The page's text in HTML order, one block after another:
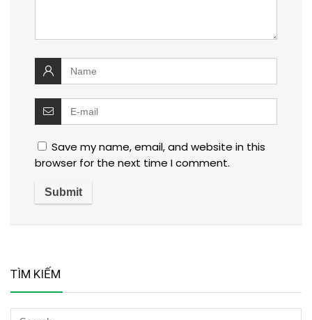
Save my name, email, and website in this
browser for the next time I comment.
TÌM KIẾM